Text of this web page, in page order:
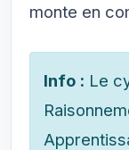
monte en
Info : Le